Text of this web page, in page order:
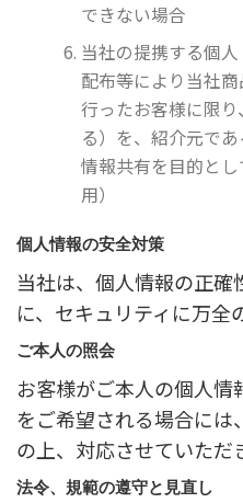
できない場合
当社の提携する個
配布等により当社
行ったお客様に限
る）を、紹介元であ
情報共有を目的と
用）
個人情報の安全対策
当社は、個人情報の正
に、セキュリティに万全
ご本人の照会
お客様がご本人の個人
をご希望される場合に
の上、対応させていただ
法令、規範の遵守と見直し